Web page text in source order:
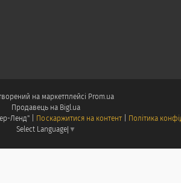
на маркетплейсі
Prom.ua
Продавець на Bigl.ua
Поскаржитися на контент
Політика
Select Language ▼